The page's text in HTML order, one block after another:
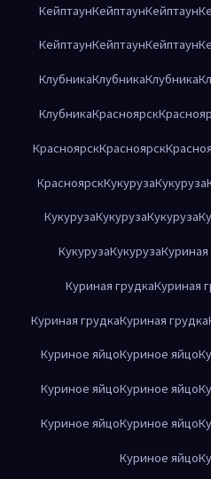
КейптаунКейптаунКейптаун
КейптаунКейптаунКейптаун
КлубникаКлубникаКлубника
КлубникаКрасноярск
КрасноярскКрасноярск
КрасноярскКукурузаКукуруза
КукурузаКукурузаКукуруза
КукурузаКукурузаКуриная
Куриная грудкаКуриная
Куриная грудкаКуриная грудка
Куриное яйцоКуриное яйцо
Куриное яйцоКуриное яйцо
Куриное яйцоКуриное яйцо
Куриное яйцо